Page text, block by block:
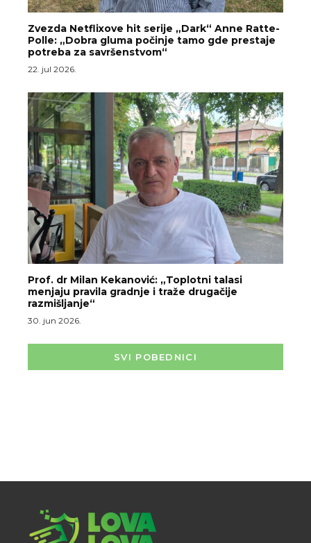
Zvezda Netflixove hit serije „Dark“ Anne Ratte-
Polle: „Dobra gluma počinje tamo gde prestaje
potreba za savršenstvom“
22. jul 2026.
Prof. dr Milan Kekanović: „Toplotni talasi
menjaju pravila gradnje i traže drugačije
razmišljanje“
30. jun 2026.
SVI POBEDNICI